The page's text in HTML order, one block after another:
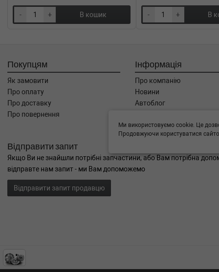
- + В кошик - + В
Покупцям
Як замовити
Про оплату
Про доставку
Про повернення
Інформація
Про компанію
Новини
Автоблог
Контакти
Відправити запит
Якщо Ви не знайшли потрібні запчастини, або Вам потрібна
відправте нам запит - ми Вам допоможемо
Відправити запит продавцю
Ми використовуємо cookie. Це
Продовжуючи користуватися